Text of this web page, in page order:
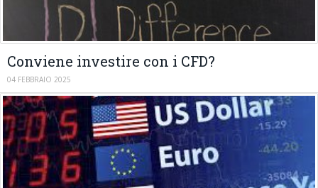
Conviene investire con i CFD?
04 FEBBRAIO 2025